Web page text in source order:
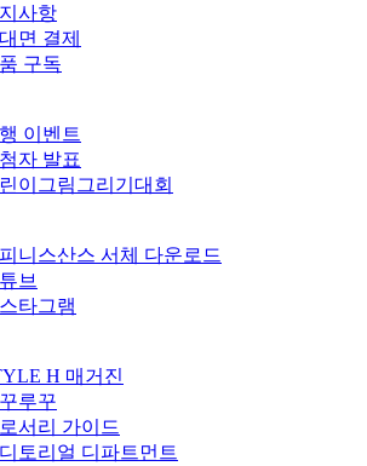
사항
면 결제
구독
이벤트
자 발표
이그림그리기대회
니스산스 서체 다운로드
브
타그램
H 매거진
루꾸
서리 가이드
토리얼 디파트먼트